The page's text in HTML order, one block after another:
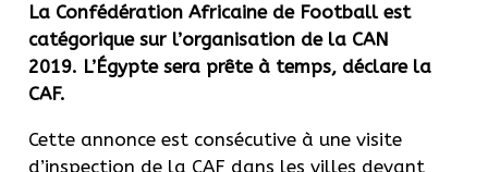
La Confédération Africaine de Football est
catégorique sur l’organisation de la CAN
2019. L’Égyptesera prête à temps, déclare la
CAF.
Cette annonce est consécutive à une visite
d’inspection de la CAF dans les villes devant